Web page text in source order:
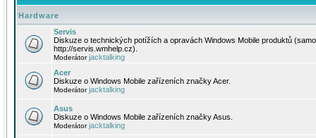
Hardware
Servis
Diskuze o technických potížích a opravách Windows Mobile produktů
http://servis.wmhelp.cz).
Moderátorjacktalking
Acer
Diskuze o Windows Mobile zařízeních značky Acer.
Moderátorjacktalking
Asus
Diskuze o Windows Mobile zařízeních značky Asus.
Moderátorjacktalking